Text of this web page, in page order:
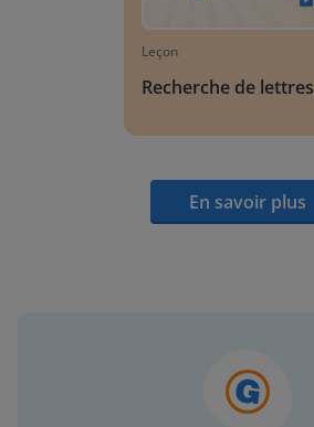
Leçon
Recherche de lettres
En savoir plus